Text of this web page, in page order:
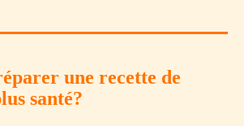
une recette de
santé?